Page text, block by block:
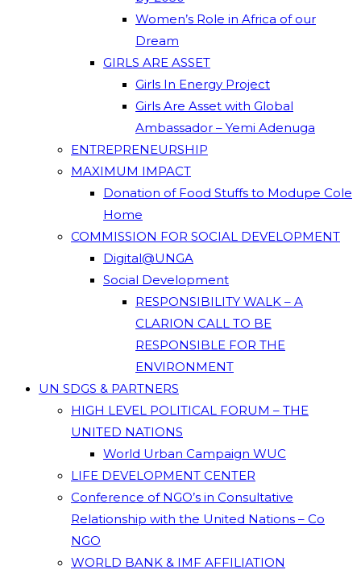
Women’s Role in Africa of our
Dream
GIRLS ARE ASSET
Girls In Energy Project
Girls Are Asset with Global
Ambassador – Yemi Adenuga
ENTREPRENEURSHIP
MAXIMUM IMPACT
Donation of Food Stuffs to Modupe Cole
Home
COMMISSION FOR SOCIAL DEVELOPMENT
Digital@UNGA
Social Development
RESPONSIBILITY WALK – A
CLARION CALL TO BE
RESPONSIBLE FOR THE
ENVIRONMENT
UN SDGS & PARTNERS
HIGH LEVEL POLITICAL FORUM – THE
UNITED NATIONS
World Urban Campaign WUC
LIFE DEVELOPMENT CENTER
Conference of NGO’s in Consultative
Relationship with the United Nations – Co
NGO
WORLD BANK & IMF AFFILIATION